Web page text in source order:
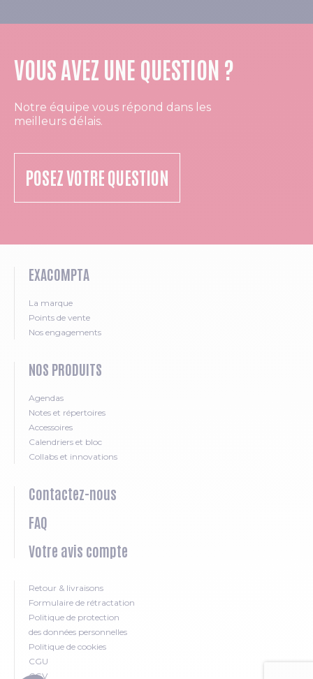
VOUS AVEZ UNE QUESTION ?
Notre équipe vous répond dans les
meilleurs délais.
POSEZ VOTRE QUESTION
EXACOMPTA
La marque
Points de vente
Nos engagements
NOS PRODUITS
Agendas
Notes et répertoires
Accessoires
Calendriers et bloc
Collabs et innovations
Contactez-nous
FAQ
Votre avis compte
Retour & livraisons
Formulaire de rétractation
Politique de protection
des données personnelles
Politique de cookies
CGU
CGV